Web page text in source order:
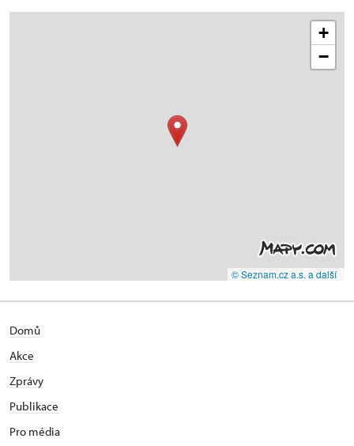
+
−
© Seznam.cz a.s. a další
Domů
Akce
Zprávy
Publikace
Pro média